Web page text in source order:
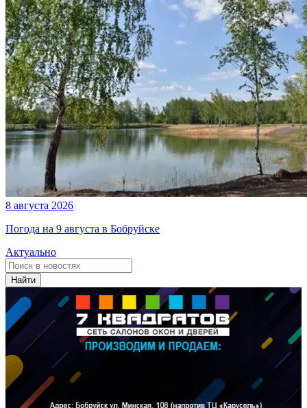
8 августа 2026
Погода на 9 августа в Бобруйске
Актуально
Найти